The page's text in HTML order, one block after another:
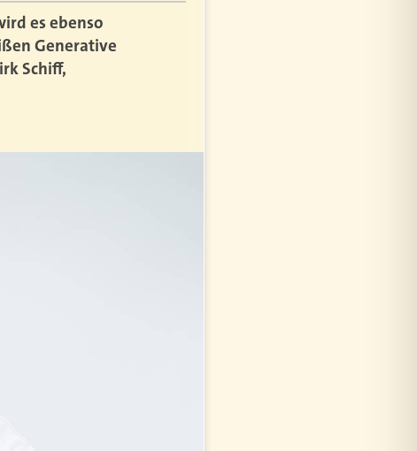
es ebenso
Generative
Schiff,